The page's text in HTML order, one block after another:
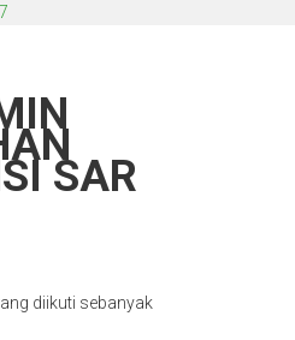
SAR
diikuti sebanyak